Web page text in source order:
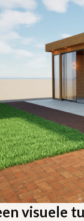
visuele